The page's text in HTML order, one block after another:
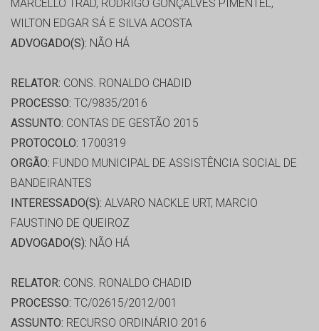
MARCELLO TRAD, RODRIGO GONÇALVES PIMENTEL,
WILTON EDGAR SÁ E SILVA ACOSTA
ADVOGADO(S): NÃO HÁ
RELATOR: CONS. RONALDO CHADID
PROCESSO: TC/9835/2016
ASSUNTO: CONTAS DE GESTÃO 2015
PROTOCOLO: 1700319
ORGÃO: FUNDO MUNICIPAL DE ASSISTÊNCIA SOCIAL DE
BANDEIRANTES
INTERESSADO(S): ALVARO NACKLE URT, MARCIO
FAUSTINO DE QUEIROZ
ADVOGADO(S): NÃO HÁ
RELATOR: CONS. RONALDO CHADID
PROCESSO: TC/02615/2012/001
ASSUNTO: RECURSO ORDINÁRIO 2016